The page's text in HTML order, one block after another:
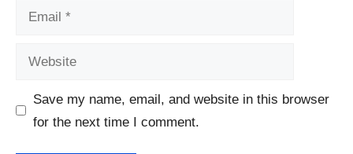
Email
Website
Save my name, email, and website in this browser
for the next time I comment.